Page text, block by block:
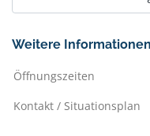
Weitere Informationen
Öffnungszeiten
Kontakt / Situationsplan